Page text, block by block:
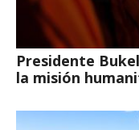
Presidente
la misión